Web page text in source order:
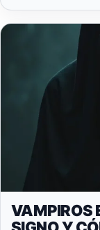
VAMPIROS